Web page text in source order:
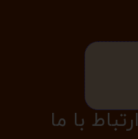
​​​ارتباط با ما